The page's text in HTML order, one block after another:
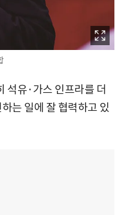
석유·가스 인프라를 더
는 일에 잘 협력하고 있